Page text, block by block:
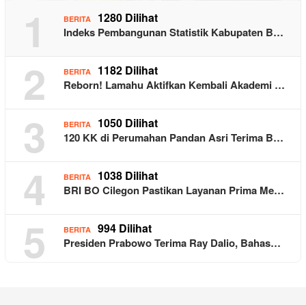
1 BERITA 1280 Dilihat
Indeks Pembangunan Statistik Kabupaten B…
2 BERITA 1182 Dilihat
Reborn! Lamahu Aktifkan Kembali Akademi …
3 BERITA 1050 Dilihat
120 KK di Perumahan Pandan Asri Terima B…
4 BERITA 1038 Dilihat
BRI BO Cilegon Pastikan Layanan Prima Me…
5 BERITA 994 Dilihat
Presiden Prabowo Terima Ray Dalio, Bahas…